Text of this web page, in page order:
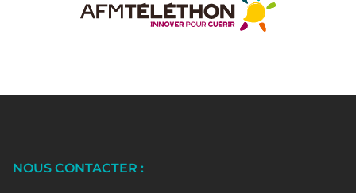
NOUS CONTACTER :